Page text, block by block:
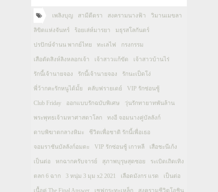
เพลิงบุญ สามีตีตรา สงครามนางฟ้า วิมานเมขลา
ลิขิตแห่งจันทร์ ร้อยเล่ห์มารยา มธุรสโลกันตร์
ปรปักษ์จำนน พากย์ไทย ทะเลไฟ กรงกรรม
เสือตัดสิงห์ลิงหลอกเจ้า เจ้าสาวแก้ขัด เจ้าสาวบ้านไร่
รักนี้เจ้านายจอง รักนี้เจ้านายจอง รักนะเป็ดโง่
พี่ว้ากคะรักหนูได้มั้ย คลับฟรายเดย์ VIP รักซ่อนชู้
Club Friday ออกแบบรักฉบับพิเศษ วุ่นรักทายาทพันล้าน
พระพุทธเจ้ามหาศาสดาโลก ทงอี จอมนางคู่บัลลังก์
ดาบพิฆาตกลางหิมะ ชีวิตเพื่อชาติ รักนี้เพื่อเธอ
จอมราชันบัลลังก์อมตะ VIP รักซ่อนชู้ เกาหลี เสือชะนีเก้ง
เป็นต่อ หกฉากครับจารย์ สุภาพบุรุษสุดซอย ระเบิดเถิดเทิง
ตลก 6 ฉาก 3 หนุ่ม 3 มุม x2 2021 เลือดมังกร แรด เป็นต่อ
เนื้อคู่ The Final Answer เชฟกระทะเหล็ก สงครามชีวิตโอชิน